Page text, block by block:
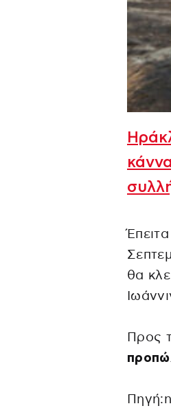
θα
Προς